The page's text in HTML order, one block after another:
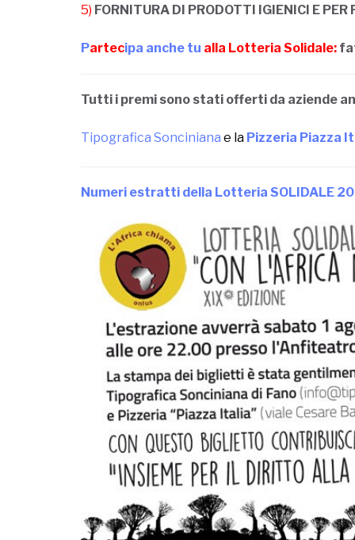
5) FORNITURA DI PRODOTTI IGIENICI E
Partecipa anche tu alla Lotteria Solidale:
Tutti i premi sono stati offerti da aziende
Tipografica Sonciniana e la Pizzeria Piazza
Numeri estratti della Lotteria SOLIDALE